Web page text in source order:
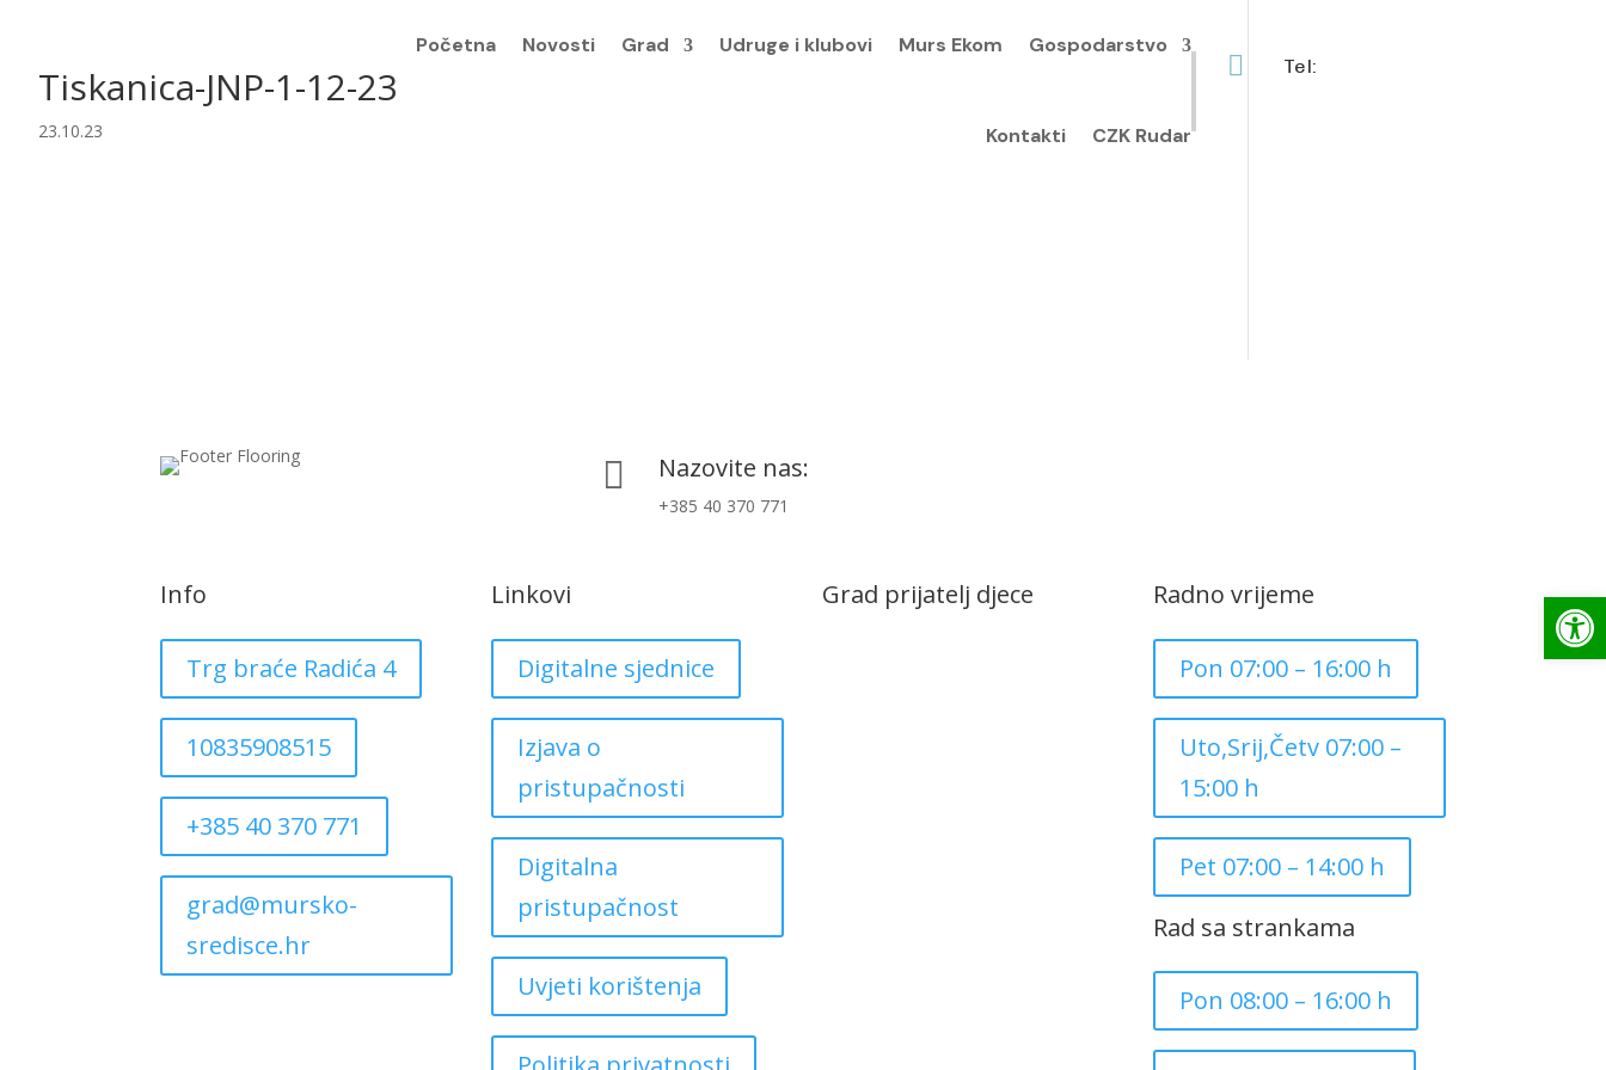
Početna Novosti Grad Udruge i klubovi Murs Ekom Gospodarstvo
Kontakti CZK Rudar
 Tel:
Tiskanica-JNP-1-12-23
23.10.23
 Nazovite nas:
+385 40 370 771
Info
Trg braće Radića 4
10835908515
+385 40 370 771
grad@mursko-
sredisce.hr
Linkovi
Digitalne sjednice
Izjava o
pristupačnosti
Digitalna
pristupačnost
Uvjeti korištenja
Grad prijatelj djece Radno vrijeme
Pon 07:00 – 16:00 h
Uto,Srij,Četv 07:00 –
15:00 h
Pet 07:00 – 14:00 h
Rad sa strankama
Pon 08:00 – 16:00 h